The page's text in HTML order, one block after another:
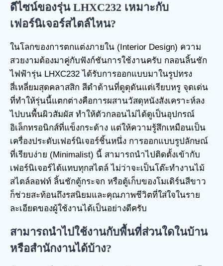
ดีไซน์ของรุ่น LHXC232 เหมาะกับ
เฟอร์นิเจอร์สไตล์ไหน?
ในโลกของการตกแต่งภายใน (Interior Design) ความ
สวยงามต้องมาคู่กับฟังก์ชันการใช้งานครับ กลอนลิ้นชัก
ไฟฟ้ารุ่น LHXC232 ได้รับการออกแบบมาในรูปทรง
สี่เหลี่ยมสุดคลาสสิก สีดำด้านที่ดูดุดันแต่เรียบหรู จุดเด่น
ที่ทำให้รุ่นนี้แตกต่างคือการผสานวัสดุหนังสังเคราะห์ลง
ไปบนพื้นผิวสัมผัส ทำให้ตัวกลอนไม่ได้ดูเป็นอุปกรณ์
อิเล็กทรอนิกส์ที่แข็งกระด้าง แต่ให้ความรู้สึกเหมือนเป็น
เครื่องประดับเฟอร์นิเจอร์ชิ้นหนึ่ง การออกแบบรูปลักษณ์
ที่เรียบง่าย (Minimalist) นี้ สามารถนำไปติดตั้งเข้ากับ
เฟอร์นิเจอร์ได้แทบทุกสไตล์ ไม่ว่าจะเป็นโต๊ะทำงานไม้
สไตล์ลอฟท์ ลิ้นชักตู้กระจก หรือตู้เก็บของโมเดิร์นสีขาว
ก็ช่วยสะท้อนถึงรสนิยมและคุณภาพชีวิตที่ใส่ใจในราย
ละเอียดของผู้ใช้งานได้เป็นอย่างดีครับ
สามารถนำไปใช้งานกับพื้นที่ส่วนใดในบ้าน
หรือสำนักงานได้บ้าง?